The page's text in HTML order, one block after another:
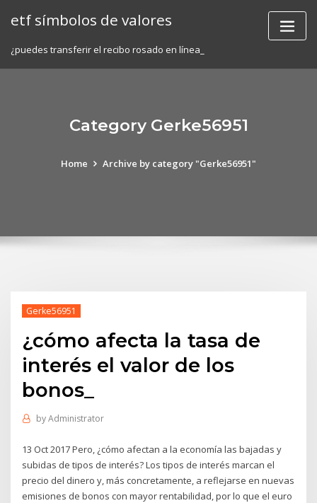
etf símbolos de valores
¿puedes transferir el recibo rosado en línea_
Category Gerke56951
Home Archive by category "Gerke56951"
Gerke56951
¿cómo afecta la tasa de
interés el valor de los
bonos_
byAdministrator
13 Oct 2017 Pero, ¿cómo afectan a la economía las bajadas y
subidas de tipos de interés? Los tipos de interés marcan el
precio del dinero y, más concretamente, a reflejarse en nuevas
emisiones de bonos con mayor rentabilidad, por lo que el euro